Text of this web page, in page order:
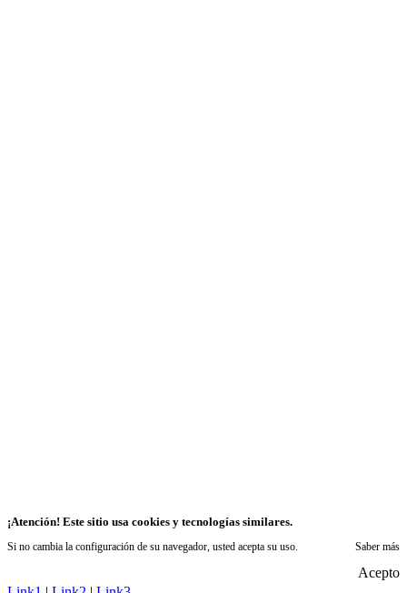
¡Atención! Este sitio usa cookies y tecnologías similares.
Si no cambia la configuración de su navegador, usted acepta su uso. Saber más
Acepto